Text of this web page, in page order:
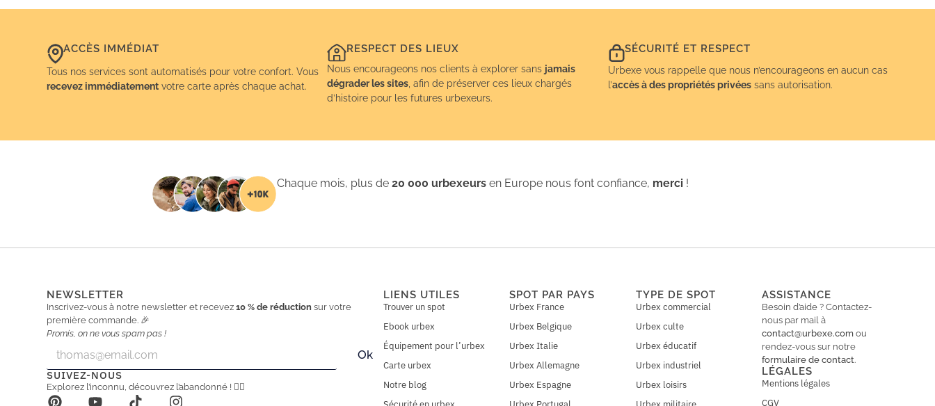
ACCÈS IMMÉDIAT
Tous nos services sont automatisés pour votre confort. Vous
recevez immédiatement votre carte après chaque achat.
RESPECT DES LIEUX
Nous encourageons nos clients à explorer sans jamais
dégrader les sites , afin de préserver ces lieux chargés
d’histoire pour les futures urbexeurs.
SÉCURITÉ ET RESPECT
Urbexe vous rappelle que nous n’encourageons en aucun cas
l’accès à des propriétés privéessans autorisation.
Chaque mois, plus de20 000 urbexeurs en Europe nous font confiance, merci !
NEWSLETTER
Inscrivez-vous à notre newsletter et recevez10 % de réduction sur votre
première commande. 🎉
Promis, on ne vous spam pas !
a
i
l
a
i
l
Ok
SUIVEZ-NOUS
Explorez l’inconnu, découvrez l’abandonné ! 🕵️‍♂️
LIENS UTILES
Trouver un spot
Ebook urbex
Équipement pour l’urbex
Carte urbex
Notre blog
SPOT PAR PAYS
Urbex France
Urbex Belgique
Urbex Italie
Urbex Allemagne
Urbex Espagne
TYPE DE SPOT
Urbex commercial
Urbex culte
Urbex éducatif
Urbex industriel
Urbex loisirs
ASSISTANCE
Besoin d’aide ? Contactez-
nous par mail à
contact@urbexe.com ou
rendez-vous sur notre
formulaire de contact.
LÉGALES
Mentions légales
CGV